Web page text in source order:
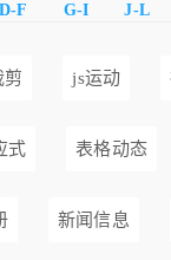
D-F G-I J-L
剪 js运动
式 表格动态
新闻信息